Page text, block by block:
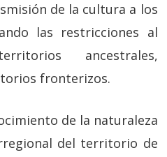
de la cultura a los
las restricciones al
ancestrales,
fronterizos.
de la naturaleza
del territorio de